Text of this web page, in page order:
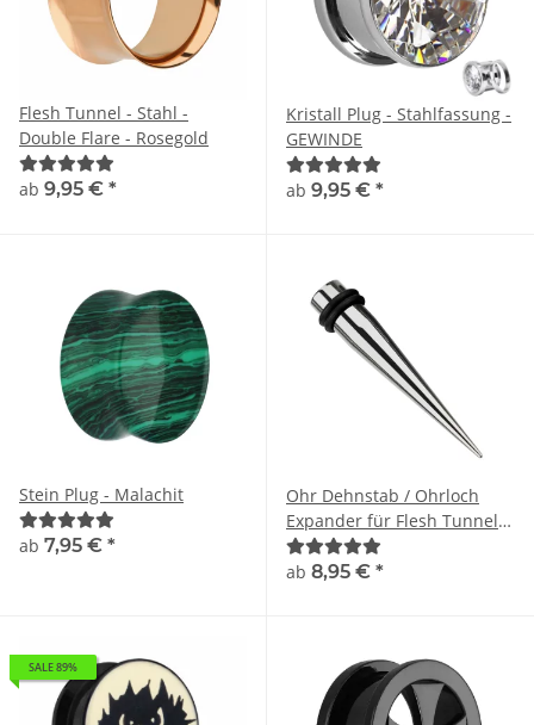
Flesh Tunnel - Stahl -
Double Flare - Rosegold
ab 9,95 € *
Kristall Plug - Stahlfassung -
GEWINDE
ab 9,95 € *
Stein Plug - Malachit
ab 7,95 € *
Ohr Dehnstab / Ohrloch
Expander für Flesh Tunnel |
Chirurgenstahl | Silber | 17
Größen
ab 8,95 € *
SALE 89%